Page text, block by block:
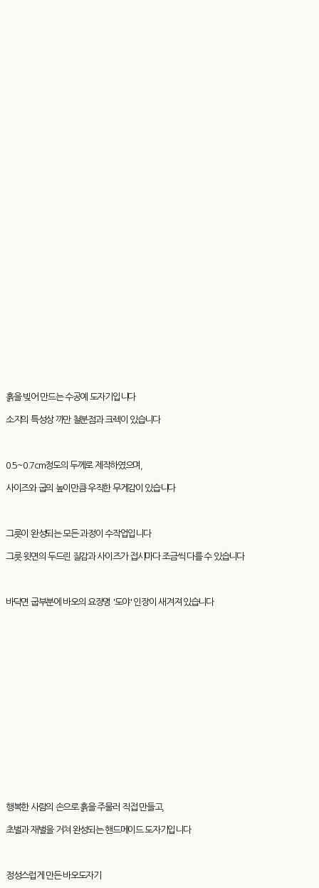
흙을 빚어 만드는 수공예 도자기입니다
소지의 특성상 까만 철분점과 크렉이 있습니다
0.5~0.7cm정도의 두께로 제작하였으며,
사이즈와 굽의 높이만큼 우직한 무게감이 있습니다
그릇이 완성되는 모든 과정이 수작업입니다
그릇 윗면의 두드린 질감과 사이즈가 접시마다 조금씩 다를 수 있습니다
바닥면 굽부분에 바오의 요장명 '도야' 인장이 새겨져 있습니다
행복한 사람의 손으로 흙을 주물러 직접 만들고,
초벌과 재벌을 거쳐 완성되는 핸드메이드 도자기입니다
정성스럽게 만든 바오도자기